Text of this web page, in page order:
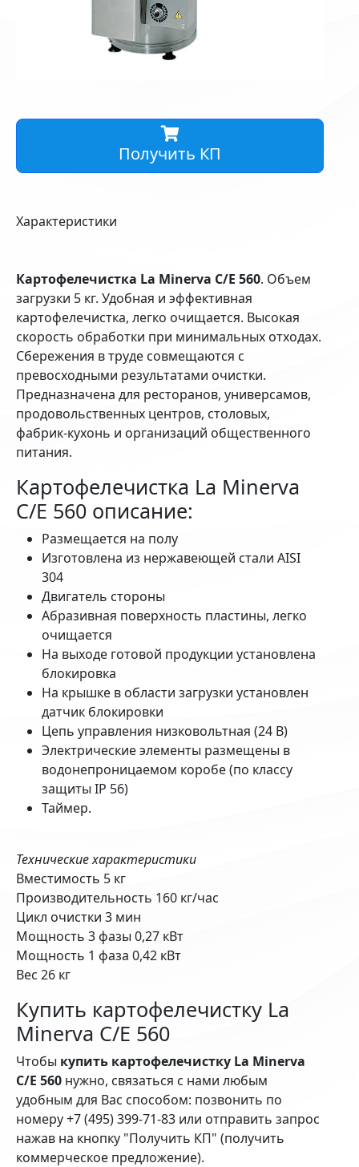
Получить КП
Характеристики
Картофелечистка La Minerva C/E 560. Объем
загрузки 5 кг. Удобная и эффективная
картофелечистка, легко очищается. Высокая
скорость обработки при минимальных отходах.
Сбережения в труде совмещаются с
превосходными результатами очистки.
Предназначена для ресторанов, универсамов,
продовольственных центров, столовых,
фабрик-кухонь и организаций общественного
питания.
Картофелечистка La Minerva
C/E 560 описание:
Размещается на полу
Изготовлена из нержавеющей стали AISI
304
Двигатель стороны
Абразивная поверхность пластины, легко
очищается
На выходе готовой продукции установлена
блокировка
На крышке в области загрузки установлен
датчик блокировки
Цепь управления низковольтная (24 В)
Электрические элементы размещены в
водонепроницаемом коробе (по классу
защиты IP 56)
Таймер.
Технические характеристики
Вместимость 5 кг
Производительность 160 кг/час
Цикл очистки 3 мин
Мощность 3 фазы 0,27 кВт
Мощность 1 фаза 0,42 кВт
Вес 26 кг
Купить картофелечистку La
Minerva C/E 560
Чтобы купить картофелечистку La Minerva
C/E 560 нужно, связаться с нами любым
удобным для Вас способом: позвонить по
номеру +7 (495) 399-71-83 или отправить запрос
нажав на кнопку "Получить КП" (получить
коммерческое предложение).